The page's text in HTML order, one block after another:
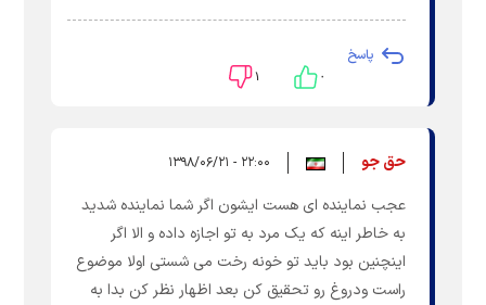
پاسخ
۰ ۱
حق جو ۲۲:۰۰ - ۱۳۹۸/۰۶/۲۱
عجب نماینده ای هست ایشون اگر شما نماینده شدید
به خاطر اینه که یک مرد به تو اجازه داده و الا اگر
اینچنین بود باید تو خونه رخت می شستی اولا موضوع
راست ودروغ رو تحقیق کن بعد اظهار نظر کن بدا به